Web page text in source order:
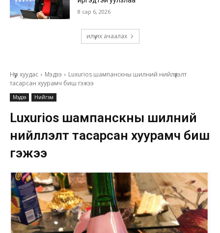
8 сар 6, 2026
илүү их ачаалах